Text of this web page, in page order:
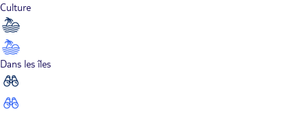
Culture
Dans les îles